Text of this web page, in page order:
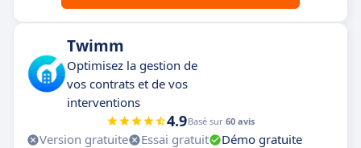
Twimm
Optimisez la gestion de
vos contrats et de vos
interventions
4.9Basé sur 60 avis
Version gratuite Essai gratuit
Démo gratuite